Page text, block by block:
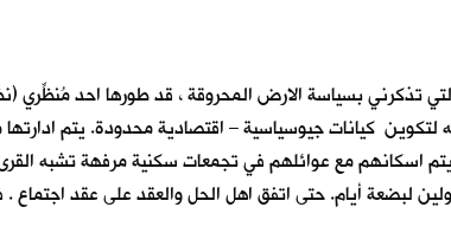
تذكرني بسياسة الارض المحروقة ، قد طورها احد مُنظِّري
لتكوين كيانات جيوسياسية – اقتصادية محدودة. يتم
مع عوائلهم في تجمعات سكنية مرفهة تشبه القرى
لبضعة أيام. حتى اتفق اهل الحل والعقد على عقد